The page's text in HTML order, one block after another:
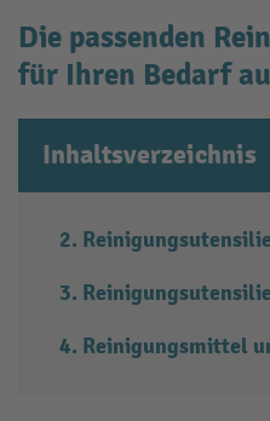
Die passenden
für Ihren Bedarf
Inhaltsverzeichnis
Reinigungsmittel